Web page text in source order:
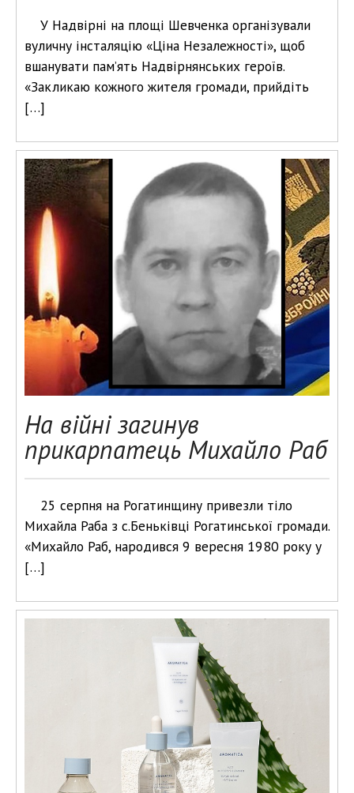
У Надвірні на площі Шевченка організували
вуличну інсталяцію «Ціна Незалежності», щоб
вшанувати пам’ять Надвірнянських героїв.
«Закликаю кожного жителя громади, прийдіть
[…]
На війні загинув
прикарпатець Михайло Раб
25 серпня на Рогатинщину привезли тіло
Михайла Раба з с.Беньківці Рогатинської громади.
«Михайло Раб, народився 9 вересня 1980 року у
[…]